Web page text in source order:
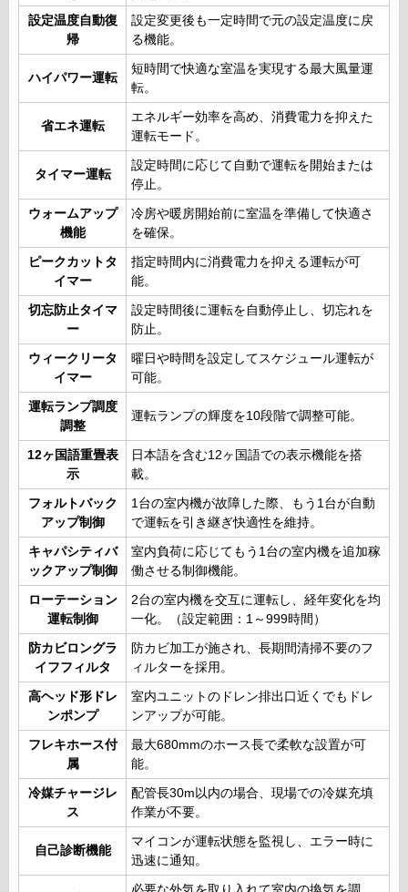
設定温度自動復
帰
設定変更後も一定時間で元の設定温度に戻
る機能。
ハイパワー運転
短時間で快適な室温を実現する最大風量運
転。
省エネ運転
エネルギー効率を高め、消費電力を抑えた
運転モード。
タイマー運転
設定時間に応じて自動で運転を開始または
停止。
ウォームアップ
機能
冷房や暖房開始前に室温を準備して快適さ
を確保。
ピークカットタ
イマー
指定時間内に消費電力を抑える運転が可
能。
切忘防止タイマ
ー
設定時間後に運転を自動停止し、切忘れを
防止。
ウィークリータ
イマー
曜日や時間を設定してスケジュール運転が
可能。
運転ランプ調度
調整
運転ランプの輝度を10段階で調整可能。
12ヶ国語重畳表
示
日本語を含む12ヶ国語での表示機能を搭
載。
フォルトバック
アップ制御
1台の室内機が故障した際、もう1台が自動
で運転を引き継ぎ快適性を維持。
キャパシティバ
ックアップ制御
室内負荷に応じてもう1台の室内機を追加稼
働させる制御機能。
ローテーション
運転制御
2台の室内機を交互に運転し、経年変化を均
一化。（設定範囲：1～999時間）
防カビロングラ
イフフィルタ
防カビ加工が施され、長期間清掃不要のフ
ィルターを採用。
高ヘッド形ドレ
ンポンプ
室内ユニットのドレン排出口近くでもドレ
ンアップが可能。
フレキホース付
属
最大680mmのホース長で柔軟な設置が可
能。
冷媒チャージレ
ス
配管長30m以内の場合、現場での冷媒充填
作業が不要。
自己診断機能
マイコンが運転状態を監視し、エラー時に
迅速に通知。